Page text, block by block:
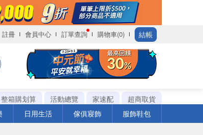
註冊 會員中心 訂單查詢 購物車(0) 結帳
整箱購划算 活動總覽 家速配
超商取貨
日用生活 傢俱寢飾 服飾鞋包